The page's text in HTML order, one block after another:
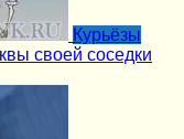
Курьёзы
своей соседки